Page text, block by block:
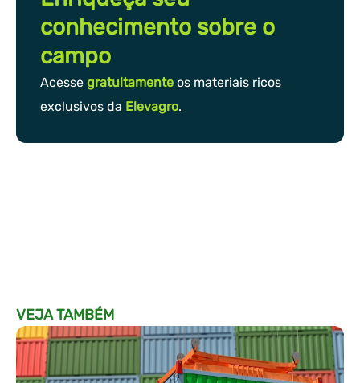
conhecimento sobre o
campo
Acesse gratuitamente os materiais ricos
exclusivos da Elevagro.
VEJA TAMBÉM